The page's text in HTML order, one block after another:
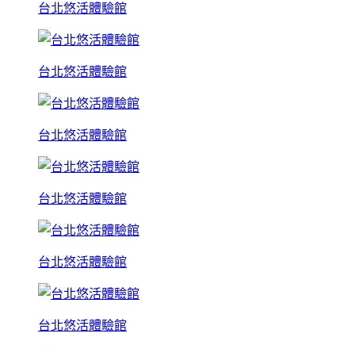
台北悠活體驗館
台北悠活體驗館
台北悠活體驗館
台北悠活體驗館
台北悠活體驗館
台北悠活體驗館